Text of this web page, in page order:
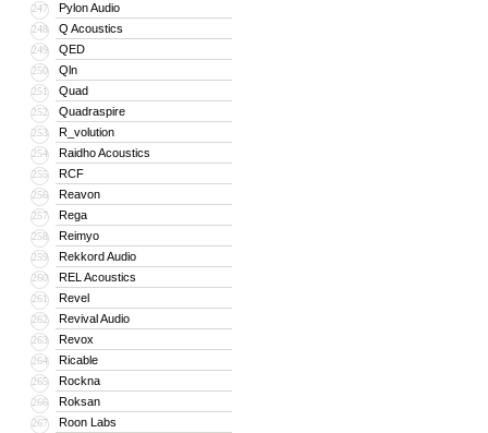
247 Pylon Audio
248 Q Acoustics
249 QED
250 Qln
251 Quad
252 Quadraspire
253 R_volution
254 Raidho Acoustics
255 RCF
256 Reavon
257 Rega
258 Reimyo
259 Rekkord Audio
260 REL Acoustics
261 Revel
262 Revival Audio
263 Revox
264 Ricable
265 Rockna
266 Roksan
267 Roon Labs